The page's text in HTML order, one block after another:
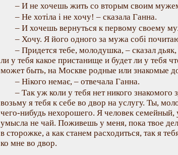
– И не хочешь жить со вторым своим
– Не хотіла і не хочу! – сказала Ганна.
– И хочешь вернуться к первому своему
– Хочу. Я його одного за мужа собі
– Придется тебе, молодушка, – сказал
ли у тебя какое пристанище и будет ли у тебя
может быть, на Москве родные или знакомые
– Нікого немає, – отвечала Ганна.
– Так уж коли у тебя нет никого знакомого
возьму я тебя к себе во двор на услугу. Ты,
чего-нибудь нехорошего. Я человек семейный,
умысла не чай. Поживешь у меня, пока твое
в сторожке, а как станем расходиться, так я
ко мне во двор.